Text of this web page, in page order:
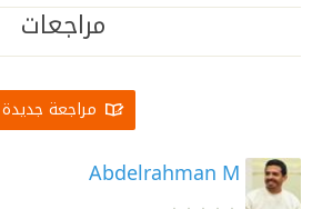
مراجعات
مراجعة جديدة
Abdelrahman M